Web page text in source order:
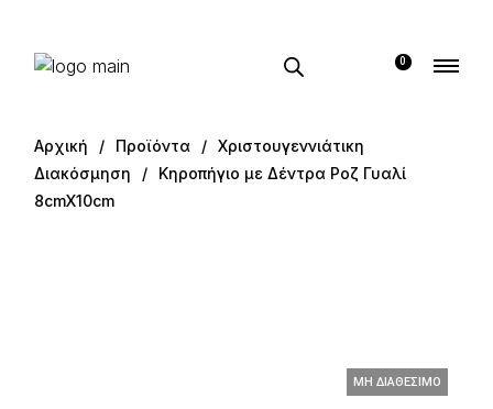
0
Αρχική Προϊόντα
Χριστουγεννιάτικη
Διακόσμηση
Κηροπήγιο με Δέντρα Ροζ Γυαλί
8cmX10cm
ΜΗ ΔΙΑΘΈΣΙΜΟ